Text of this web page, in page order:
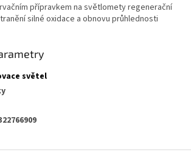
přípravkem na světlomety regenerační
silné oxidace a obnovu průhlednosti
světel